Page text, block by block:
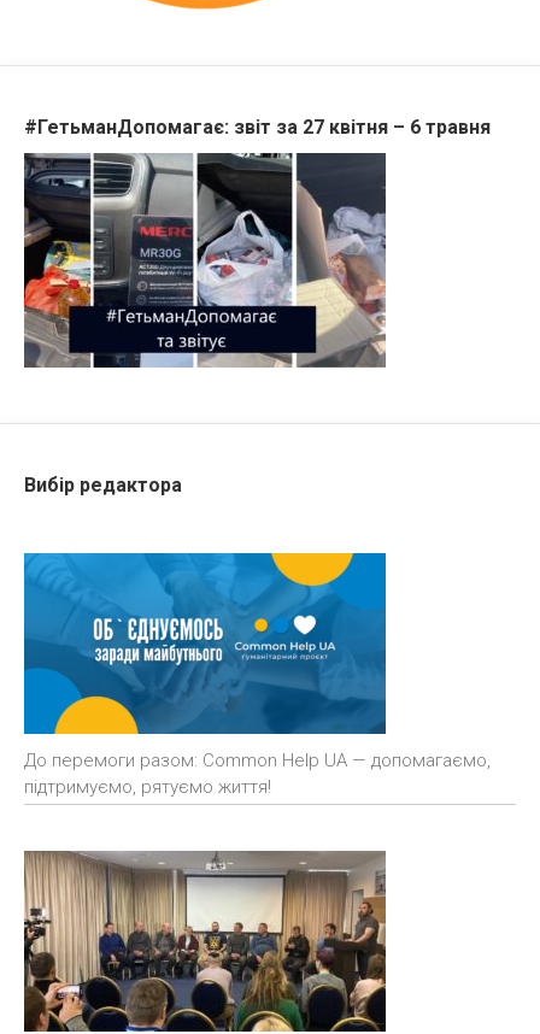
#ГетьманДопомагає: звіт за 27 квітня – 6 травня
Вибір редактора
До перемоги разом: Common Help UA — допомагаємо,
підтримуємо, рятуємо життя!